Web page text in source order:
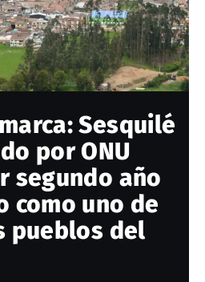
Sesquilé
por ONU
segundo año
como uno de
pueblos del